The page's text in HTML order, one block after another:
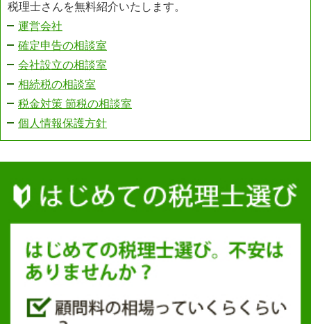
税理士さんを無料紹介いたします。
運営会社
確定申告の相談室
会社設立の相談室
相続税の相談室
税金対策 節税の相談室
個人情報保護方針